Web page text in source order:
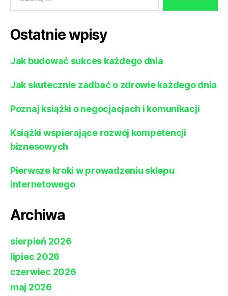
Ostatnie wpisy
Jak budować sukces każdego dnia
Jak skutecznie zadbać o zdrowie każdego dnia
Poznaj książki o negocjacjach i komunikacji
Książki wspierające rozwój kompetencji
biznesowych
Pierwsze kroki w prowadzeniu sklepu
internetowego
Archiwa
sierpień 2026
lipiec 2026
czerwiec 2026
maj 2026